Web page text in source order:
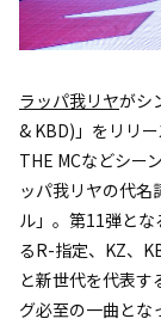
ラッパ我リヤがシ
& KBD)」をリリ
THE MCなどシー
ッパ我リヤの代名
ル」。第11弾と
るR-指定、KZ、
と新世代を代表
グ必至の一曲とな